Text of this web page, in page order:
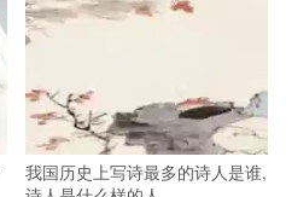
我国历史上写诗最多的诗人是谁,